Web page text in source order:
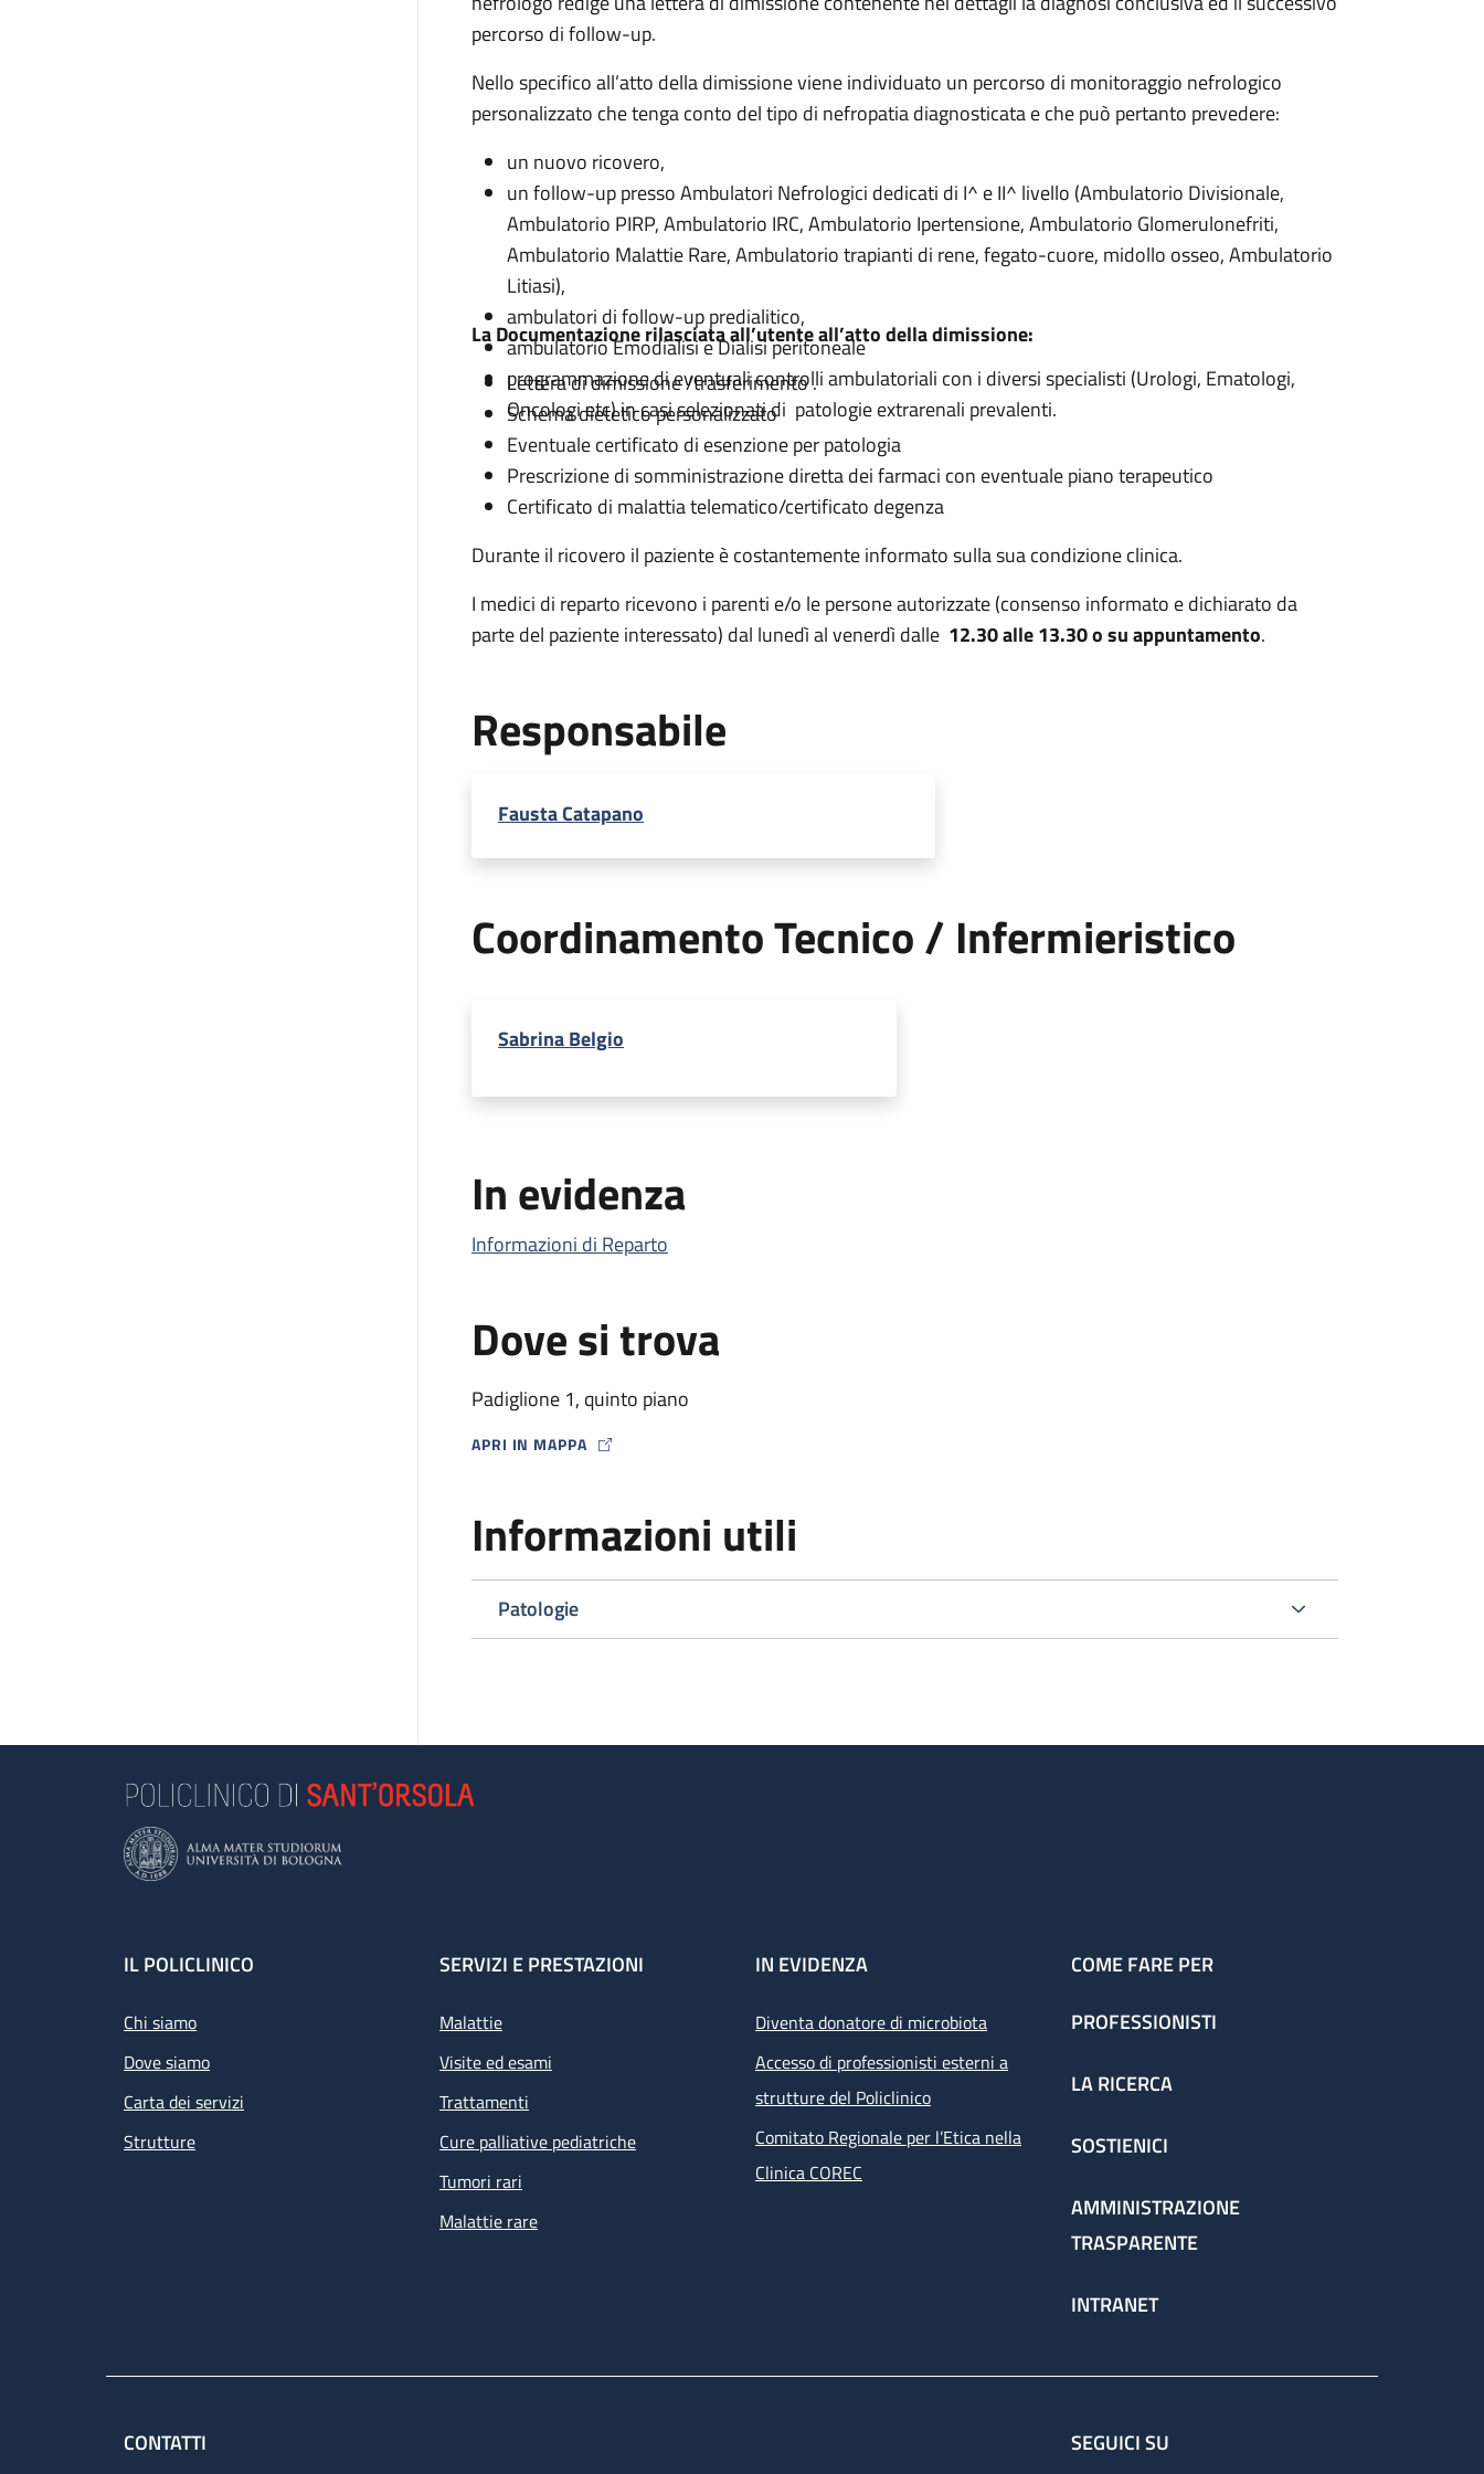
percorso di follow-up.
Nello specifico all’atto della dimissione viene individuato un percorso di monitoraggio nefrologico
personalizzato che tenga conto del tipo di nefropatia diagnosticata e che può pertanto prevedere:
un nuovo ricovero,
un follow-up presso Ambulatori Nefrologici dedicati di I^ e II^ livello (Ambulatorio Divisionale,
Ambulatorio PIRP, Ambulatorio IRC, Ambulatorio Ipertensione, Ambulatorio Glomerulonefriti,
Ambulatorio Malattie Rare, Ambulatorio trapianti di rene, fegato-cuore, midollo osseo, Ambulatorio
Litiasi),
ambulatori di follow-up predialitico,
ambulatorio Emodialisi e Dialisi peritoneale
programmazione di eventuali controlli ambulatoriali con i diversi specialisti (Urologi, Ematologi,
Oncologi etc) in casi selezionati di patologie extrarenali prevalenti.
La Documentazione rilasciata all’utente all’atto della dimissione:
Lettera di dimissione /trasferimento .
Schema dietetico personalizzato
Eventuale certificato di esenzione per patologia
Prescrizione di somministrazione diretta dei farmaci con eventuale piano terapeutico
Certificato di malattia telematico/certificato degenza
Durante il ricovero il paziente è costantemente informato sulla sua condizione clinica.
I medici di reparto ricevono i parenti e/o le persone autorizzate (consenso informato e dichiarato da
parte del paziente interessato) dal lunedì al venerdì dalle 12.30 alle 13.30 o su appuntamento.
Responsabile
Fausta Catapano
Coordinamento Tecnico / Infermieristico
Sabrina Belgio
In evidenza
Informazioni di Reparto
Dove si trova
Padiglione 1, quinto piano
APRI IN MAPPA
MAP ICON
Informazioni utili
Patologie
Footer
IL POLICLINICO
Chi siamo
Dove siamo
Carta dei servizi
Strutture
SERVIZI E PRESTAZIONI
Malattie
Visite ed esami
Trattamenti
Cure palliative pediatriche
Tumori rari
Malattie rare
IN EVIDENZA
Diventa donatore di microbiota
Accesso di professionisti esterni a
strutture del Policlinico
Comitato Regionale per l’Etica nella
Clinica COREC
COME FARE PER
PROFESSIONISTI
LA RICERCA
SOSTIENICI
AMMINISTRAZIONE
TRASPARENTE
INTRANET
CONTATTI SEGUICI SU